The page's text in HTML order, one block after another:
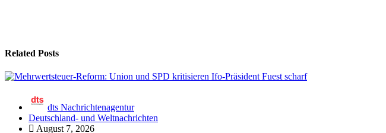
Related Posts
dts Nachrichtenagentur
Deutschland- und Weltnachrichten
August 7, 2026